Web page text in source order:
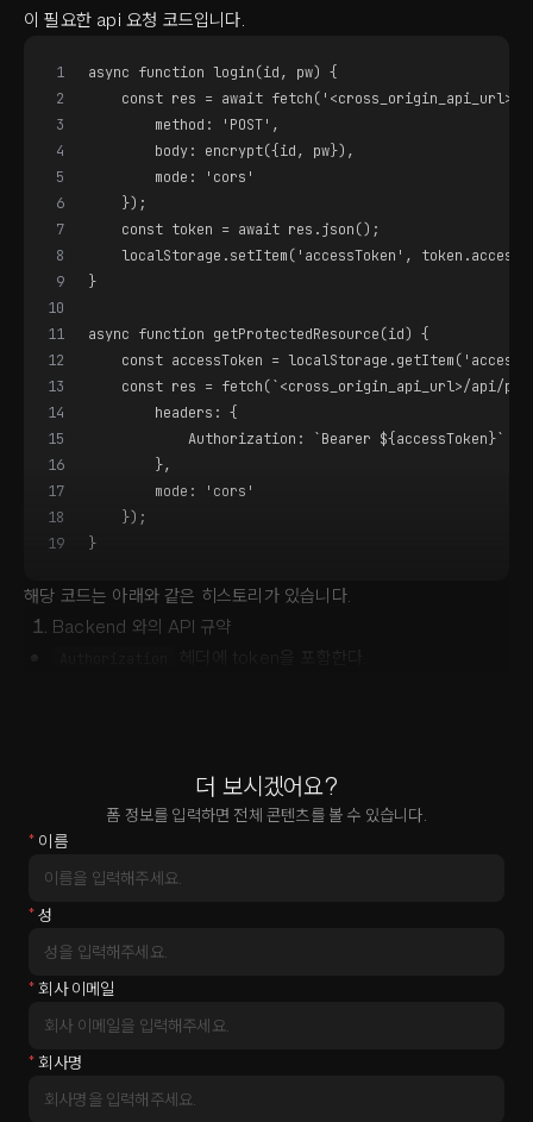
이 필요한 api 요청 코드입니다.
1
2
3
4
5
6
7
8
9
10
11
12
13
14
15
16
17
18
19
async function login(id, pw) {
const res = await fetch('<cross_origin_api_url>/
        method: 'POST',
        body: encrypt({id, pw}),
        mode: 'cors'
    });
    const token = await res.json();
localStorage.setItem('accessToken',
}
async function getProtectedResource(id) {
const accessToken =
const res = fetch(`<cross_origin_api_url>/api/
        headers: {
            Authorization: `Bearer ${accessToken}`
        },
        mode: 'cors'
    });
}
해당 코드는 아래와 같은 히스토리가 있습니다.
Backend 와의 API 규약
헤더에 token을 포함한다.
더 보시겠어요?
폼 정보를 입력하면 전체 콘텐츠를 볼 수 있습니다.
* 이름
*성
*회사 이메일
*회사명